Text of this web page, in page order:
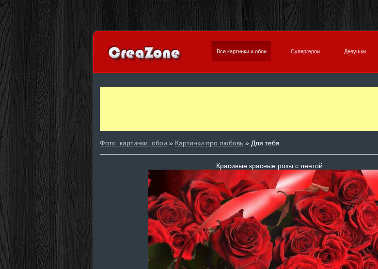
Все картинки и обои Супергерои Девушки
Фото, картинки, обои » Картинки про любовь » Для тебя
Красивые красные розы с лентой